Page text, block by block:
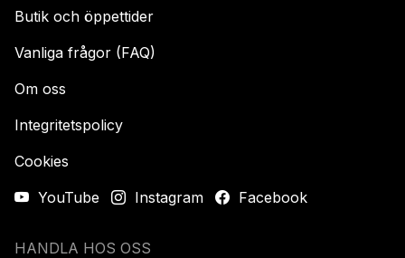
Butik och öppettider
Vanliga frågor (FAQ)
Om oss
Integritetspolicy
Cookies
YouTube
Instagram Facebook
HANDLA HOS OSS